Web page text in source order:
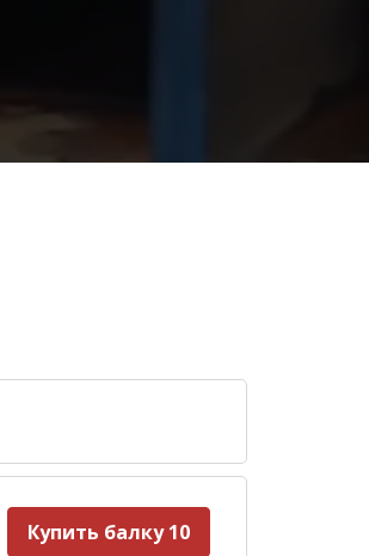
Купить балку 10